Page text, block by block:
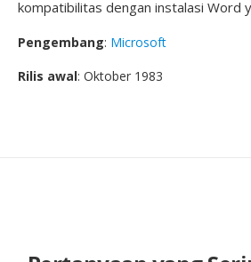
kompatibilitas dengan instalasi Word
Pengembang: Microsoft
Rilis awal: Oktober 1983